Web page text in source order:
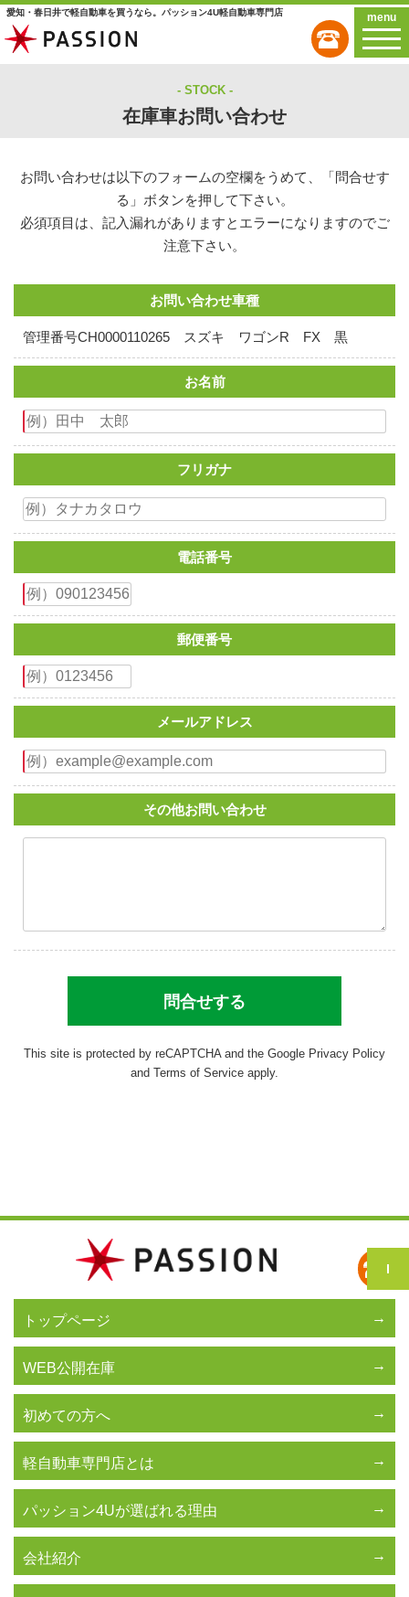
愛知・春日井で軽自動車を買うなら。パッション4U軽自動車専門店 menu
STOCK
在庫車お問い合わせ
お問い合わせは以下のフォームの空欄をうめて、「問合せす
る」ボタンを押して下さい。
必須項目は、記入漏れがありますとエラーになりますのでご
注意下さい。
お問い合わせ車種
管理番号CH0000110265 スズキ ワゴンR FX 黒
お名前
フリガナ
電話番号
郵便番号
メールアドレス
その他お問い合わせ
This site is protected by reCAPTCHA and the Google Privacy Policy
and Terms of Service apply.
トップページ
WEB公開在庫
初めての方へ
軽自動車専門店とは
パッション4Uが選ばれる理由
会社紹介